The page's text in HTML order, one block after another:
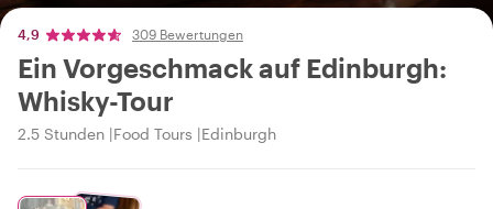
4,9 309 Bewertungen
Ein Vorgeschmack auf Edinburgh:
Whisky-Tour
2.5 Stunden Food Tours Edinburgh